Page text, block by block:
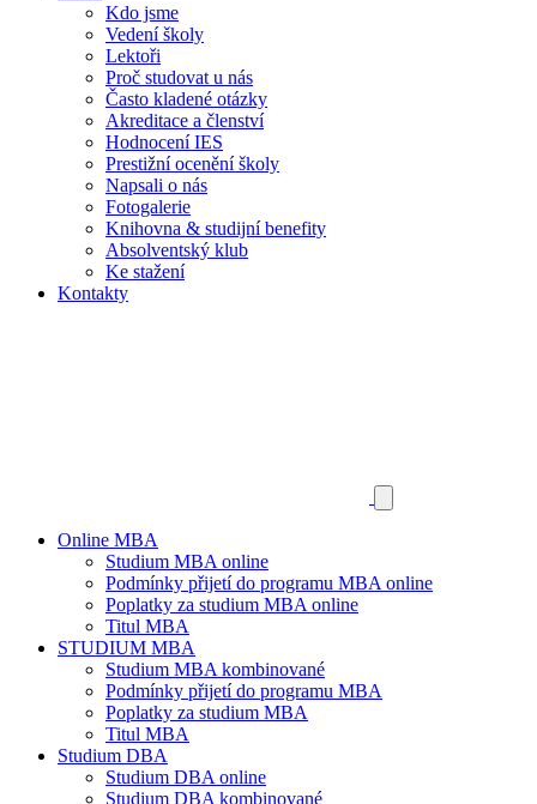
Kdo jsme
Vedení školy
Lektoři
Proč studovat u nás
Často kladené otázky
Akreditace a členství
Hodnocení IES
Prestižní ocenění školy
Napsali o nás
Fotogalerie
Knihovna & studijní benefity
Absolventský klub
Ke stažení
Kontakty
Online MBA
Studium MBA online
Podmínky přijetí do programu MBA online
Poplatky za studium MBA online
Titul MBA
STUDIUM MBA
Studium MBA kombinované
Podmínky přijetí do programu MBA
Poplatky za studium MBA
Titul MBA
Studium DBA
Studium DBA online
Studium DBA kombinované